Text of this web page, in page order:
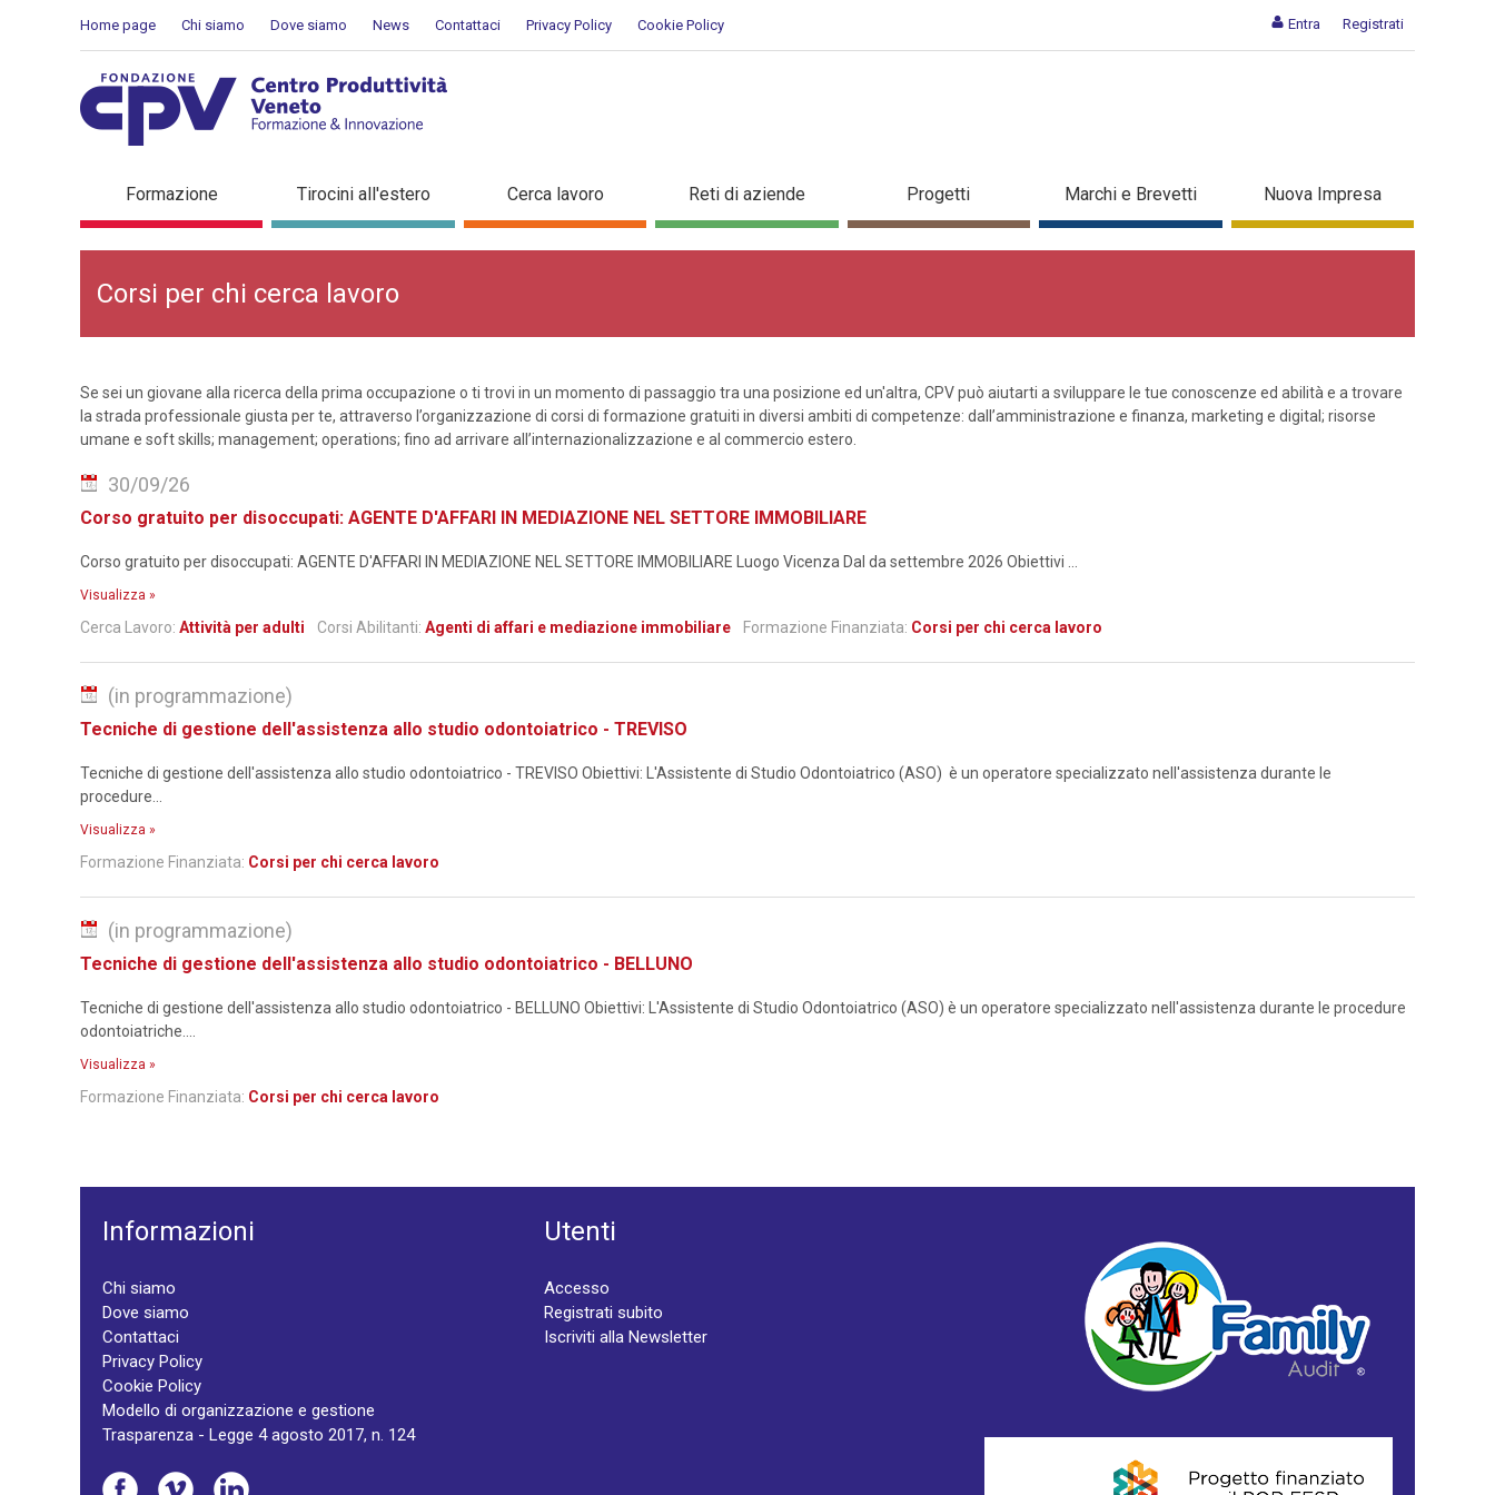
Entra Registrati
Home page Chi siamo Dove siamo News Contattaci Privacy Policy Cookie Policy
Corsi per chi cerca lavoro
Formazione Tirocini all'estero Cerca lavoro Reti di aziende Progetti Marchi e Brevetti Nuova Impresa
Corsi per chi cerca lavoro
Se sei un giovane alla ricerca della prima occupazione o ti trovi in un momento di passaggio tra una posizione ed un'altra, CPV può aiutarti a sviluppare le tue conoscenze ed abilità e a trovare
la strada professionale giusta per te, attraverso l’organizzazione di corsi di formazione gratuiti in diversi ambiti di competenze: dall’amministrazione e finanza, marketing e digital; risorse
umane e soft skills; management; operations; fino ad arrivare all’internazionalizzazione e al commercio estero.
Corso gratuito per disoccupati: AGENTE D'AFFARI IN MEDIAZIONE NEL SETTORE IMMOBILIARE
Corso gratuito per disoccupati: AGENTE D'AFFARI IN MEDIAZIONE NEL SETTORE IMMOBILIARE Luogo Vicenza Dal da settembre 2026 Obiettivi ...
Visualizza »
Cerca Lavoro: Attività per adulti Corsi Abilitanti: Agenti di affari e mediazione immobiliare Formazione Finanziata: Corsi per chi cerca lavoro
30/09/26
Tecniche di gestione dell'assistenza allo studio odontoiatrico - TREVISO
Tecniche di gestione dell'assistenza allo studio odontoiatrico - TREVISO Obiettivi: L'Assistente di Studio Odontoiatrico (ASO) è un operatore specializzato nell'assistenza durante le
procedure...
Visualizza »
Formazione Finanziata: Corsi per chi cerca lavoro
(in programmazione)
Tecniche di gestione dell'assistenza allo studio odontoiatrico - BELLUNO
Tecniche di gestione dell'assistenza allo studio odontoiatrico - BELLUNO Obiettivi: L'Assistente di Studio Odontoiatrico (ASO) è un operatore specializzato nell'assistenza durante le procedure
odontoiatriche....
Visualizza »
Formazione Finanziata: Corsi per chi cerca lavoro
(in programmazione)
Informazioni
Chi siamo
Dove siamo
Contattaci
Privacy Policy
Cookie Policy
Modello di organizzazione e gestione
Trasparenza - Legge 4 agosto 2017, n. 124
Utenti
Accesso
Registrati subito
Iscriviti alla Newsletter